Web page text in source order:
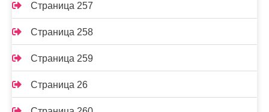
Страница 257
Страница 258
Страница 259
Страница 26